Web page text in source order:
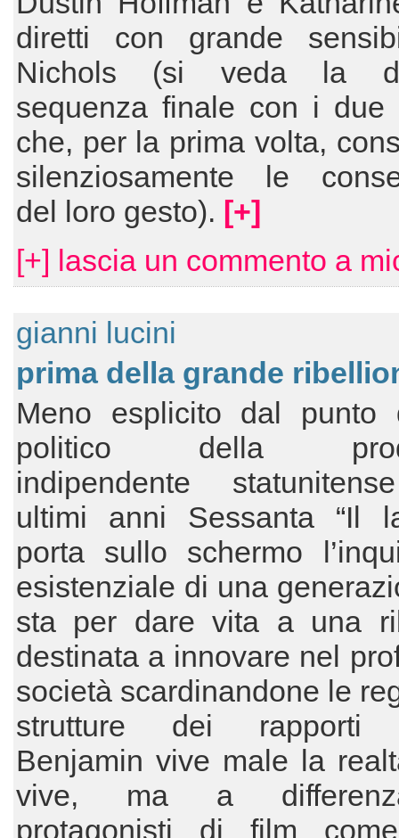
diretti con grande
Nichols (si veda la
sequenza finale con i due
che, per la prima volta,
silenziosamente le
del loro gesto). [+]
[+] lascia un commento a
gianni lucini
prima della grande
Meno esplicito dal punto
politico della
indipendente
ultimi anni Sessanta “Il
porta sullo schermo
esistenziale di una
sta per dare vita a una
destinata a innovare nel
società scardinandone le
strutture dei rapporti
Benjamin vive male la
vive, ma a
protagonisti di film